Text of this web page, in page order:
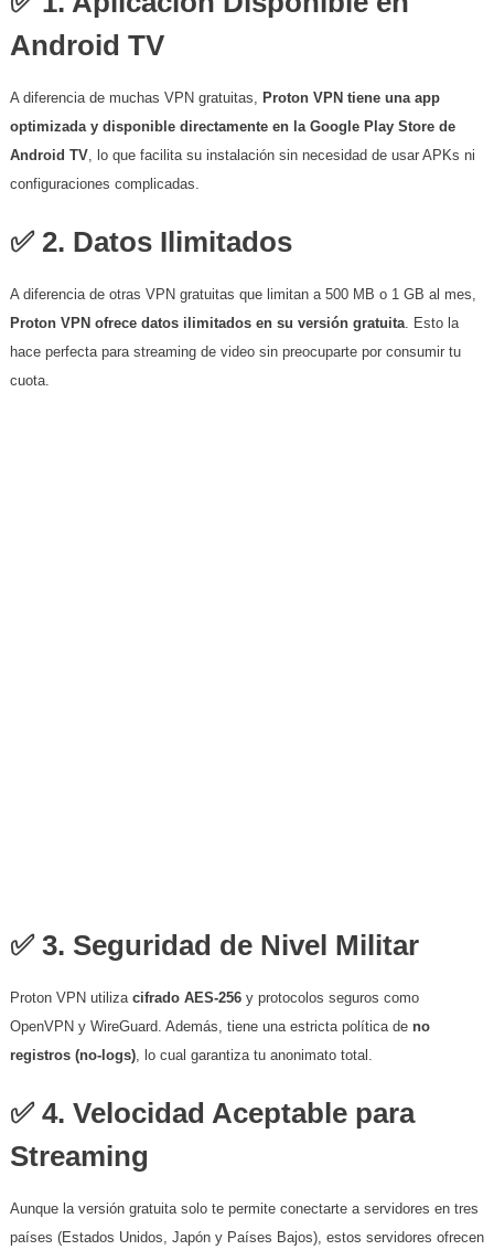
Android TV
A diferencia de muchas VPN gratuitas, Proton VPN tiene una app
optimizada y disponible directamente en la Google Play Store de
Android TV, lo que facilita su instalación sin necesidad de usar APKs ni
configuraciones complicadas.
✅ 2. Datos Ilimitados
A diferencia de otras VPN gratuitas que limitan a 500 MB o 1 GB al mes,
Proton VPN ofrece datos ilimitados en su versión gratuita. Esto la
hace perfecta para streaming de video sin preocuparte por consumir tu
cuota.
✅ 3. Seguridad de Nivel Militar
Proton VPN utiliza cifrado AES-256y protocolos seguros como
OpenVPN y WireGuard. Además, tiene una estricta política de no
registros (no-logs), lo cual garantiza tu anonimato total.
✅ 4. Velocidad Aceptable para
Streaming
Aunque la versión gratuita solo te permite conectarte a servidores en tres
países (Estados Unidos, Japón y Países Bajos), estos servidores ofrecen